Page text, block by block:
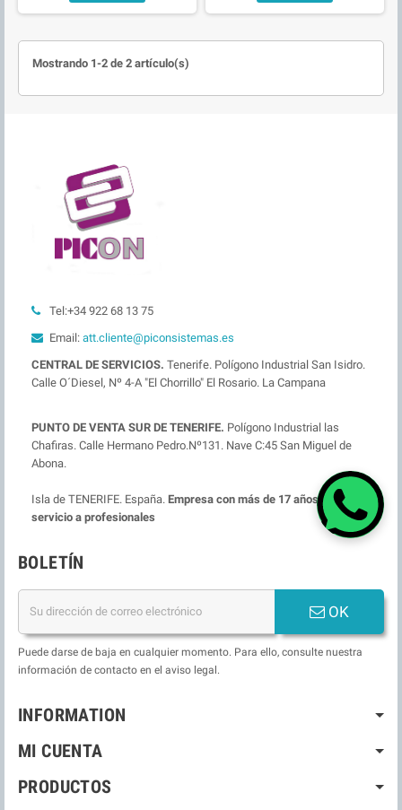
Mostrando 1-2 de 2 artículo(s)
Tel:+34 922 68 13 75
Email: att.cliente@piconsistemas.es
CENTRAL DE SERVICIOS. Tenerife. Polígono Industrial San Isidro.
Calle O´Diesel, Nº 4-A "El Chorrillo" El Rosario. La Campana
PUNTO DE VENTA SUR DE TENERIFE. Polígono Industrial las
Chafiras. Calle Hermano Pedro.Nº131. Nave C:45 San Miguel de
Abona.
Isla de TENERIFE. España. Empresa con más de 17 años ofreciendo
servicio a profesionales
BOLETÍN
OK
Puede darse de baja en cualquier momento. Para ello, consulte nuestra
información de contacto en el aviso legal.
INFORMATION
MI CUENTA
PRODUCTOS